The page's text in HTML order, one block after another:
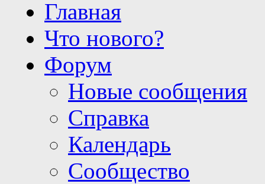
Главная
Что нового?
Форум
Новые сообщения
Справка
Календарь
Сообщество